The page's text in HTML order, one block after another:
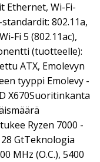
Ethernet, Wi-Fi-
802.11a,
Fi 5 (802.11ac),
(tuotteelle):
ATX, Emolevyn
tyyppi Emolevy -
X670Suoritinkanta
Ryzen 7000 -
GtTeknologia
MHz (O.C.), 5400